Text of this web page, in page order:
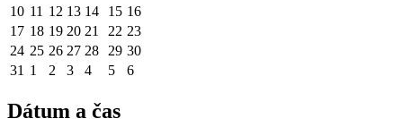
10 11 12 13 14 15 16
17 18 19 20 21 22 23
24 25 26 27 28 29 30
31 1 2 3 4 5 6
Dátum a čas